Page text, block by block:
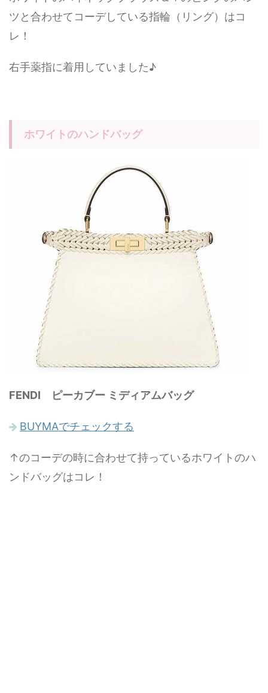
ツと合わせてコーデしている指輪（リング）はコ
レ！
右手薬指に着用していました♪
ホワイトのハンドバッグ
FENDI ピーカブー ミディアムバッグ
BUYMAでチェックする
↑のコーデの時に合わせて持っているホワイトのハ
ンドバッグはコレ！